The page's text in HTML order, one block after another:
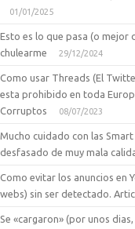
01/01/2025
Esto es lo que pasa (o mejor
chulearme
29/12/2024
Como usar Threads (El
esta prohibido en toda
Corruptos
08/07/2023
Mucho cuidado con las
desfasado de muy mala
Como evitar los anuncios en
webs) sin ser detectado.
Se «cargaron» (por unos